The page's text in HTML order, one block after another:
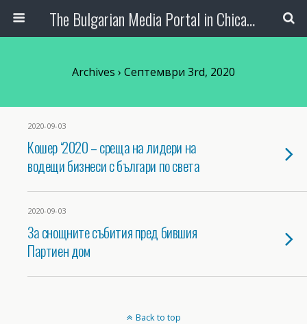
The Bulgarian Media Portal in Chicago
Archives › Септември 3rd, 2020
2020-09-03
Кошер ‘2020 – среща на лидери на
водещи бизнеси с българи по света
2020-09-03
За снощните събития пред бившия
Партиен дом
Back to top